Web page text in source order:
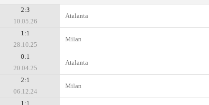
2:3
10.05.26
Atalanta
1:1
28.10.25
Milan
0:1
20.04.25
Atalanta
2:1
06.12.24
Milan
1:1